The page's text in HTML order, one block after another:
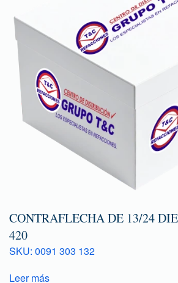
CONTRAFLECHA DE 13/24
420
SKU: 0091 303 132
Leer más